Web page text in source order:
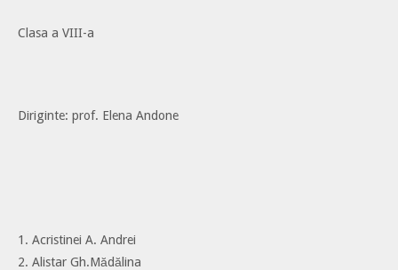
Clasa a VIII-a
Diriginte: prof. Elena Andone
1. Acristinei A. Andrei
2. Alistar Gh.Mădălina